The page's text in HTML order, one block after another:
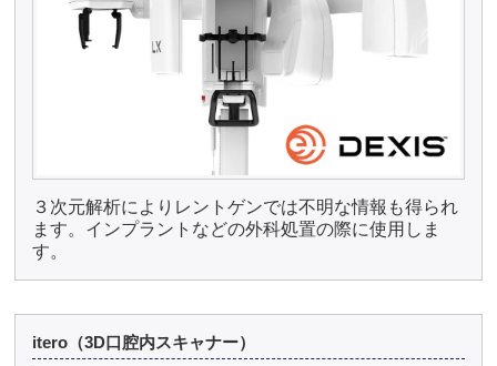
３次元解析によりレントゲンでは不明な情報も得られ
ます。インプラントなどの外科処置の際に使用しま
す。
itero（3D口腔内スキャナー）